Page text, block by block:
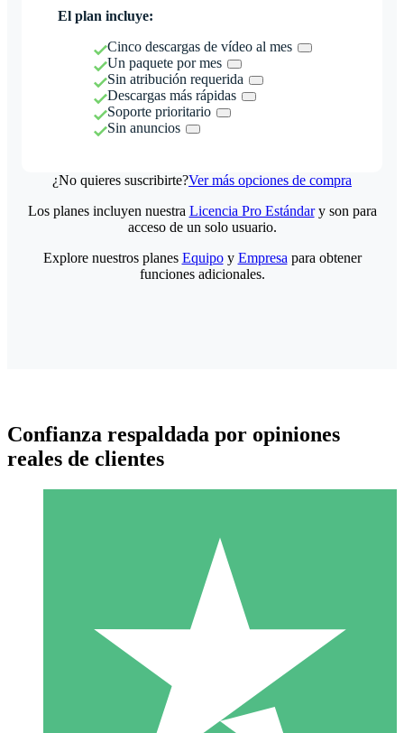
El plan incluye:
Cinco descargas de vídeo al mes
Un paquete por mes
Sin atribución requerida
Descargas más rápidas
Soporte prioritario
Sin anuncios
¿No quieres suscribirte?Ver más opciones de compra
Paquetes de Créditos Individuales
Paga según el uso con créditos de descarga. Sin compromiso
10 00
Los planes incluyen nuestra Licencia Pro Estándary son para
acceso de un solo usuario.
Explore nuestros planes Equipoy Empresa para obtener
funciones adicionales.
Confianza respaldada por opiniones
reales de clientes